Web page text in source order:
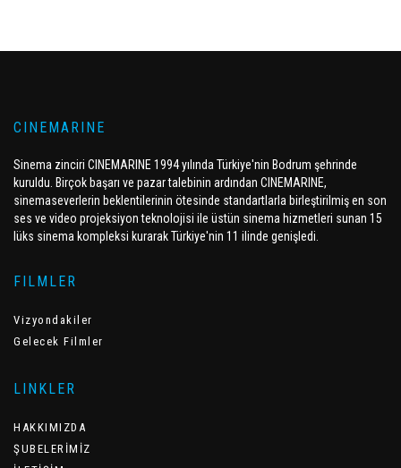
CINEMARINE
Sinema zinciri CINEMARINE 1994 yılında Türkiye'nin Bodrum şehrinde
kuruldu. Birçok başarı ve pazar talebinin ardından CINEMARINE,
sinemaseverlerin beklentilerinin ötesinde standartlarla birleştirilmiş en son
ses ve video projeksiyon teknolojisi ile üstün sinema hizmetleri sunan 15
lüks sinema kompleksi kurarak Türkiye'nin 11 ilinde genişledi.
FILMLER
Vizyondakiler
Gelecek Filmler
LINKLER
HAKKIMIZDA
ŞUBELERİMİZ